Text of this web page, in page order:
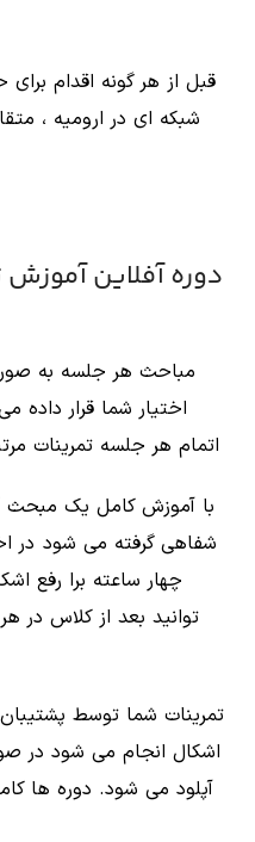
قبل از هر گونه اقدام
شبکه ای در ارومیه ،
مباحث هر جلسه به
اختیار شما قرار
اتمام هر جلسه تمرینات
با آموزش کامل یک
شفاهی گرفته می شود در
چهار ساعته برا رفع
توانید بعد از کلاس در
تمرینات شما توسط
اشکال انجام می شود در
آپلود می شود. دوره ها